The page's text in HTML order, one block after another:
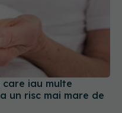
iau multe
un risc mai mare de